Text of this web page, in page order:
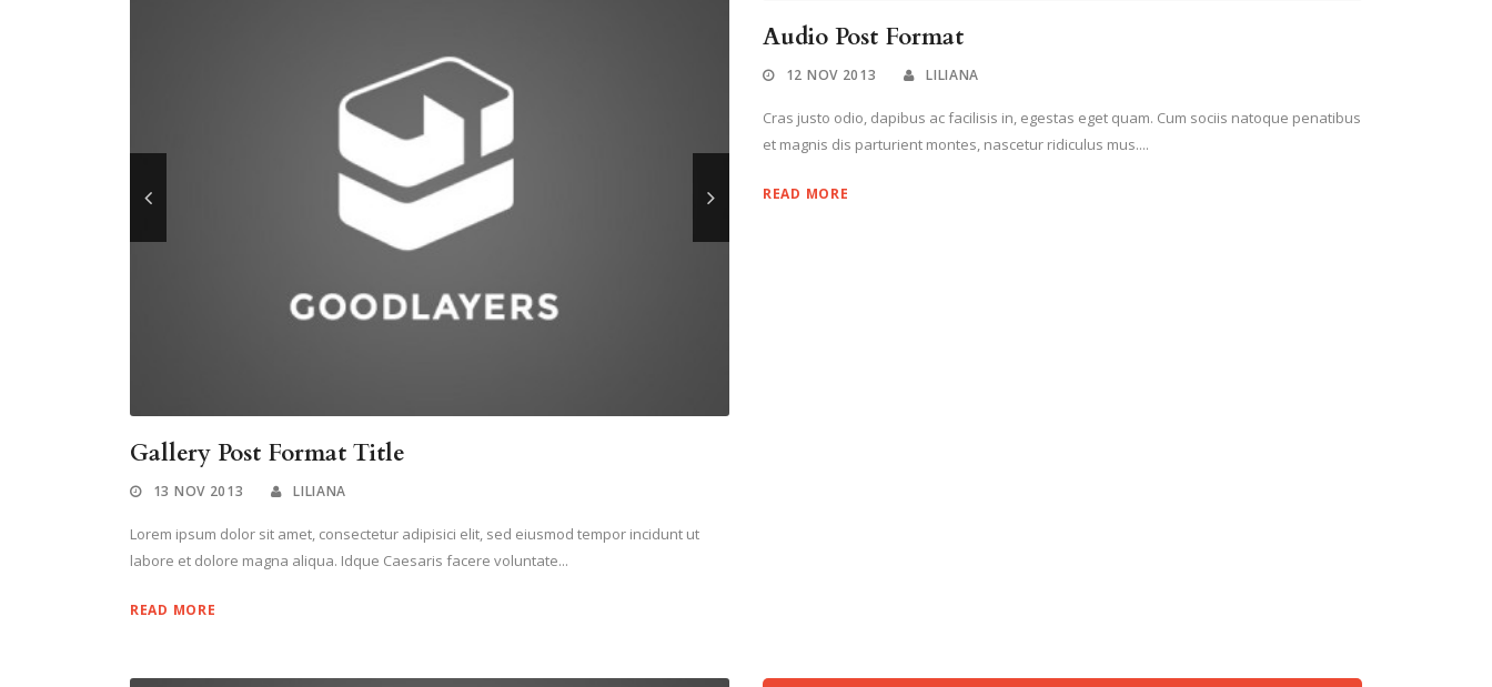
Gallery Post Format Title
13 NOV 2013 LILIANA
Lorem ipsum dolor sit amet, consectetur adipisici elit, sed eiusmod tempor incidunt ut
labore et dolore magna aliqua. Idque Caesaris facere voluntate...
READ MORE
Audio Post Format
12 NOV 2013 LILIANA
Cras justo odio, dapibus ac facilisis in, egestas eget quam. Cum sociis natoque penatibus
et magnis dis parturient montes, nascetur ridiculus mus....
READ MORE